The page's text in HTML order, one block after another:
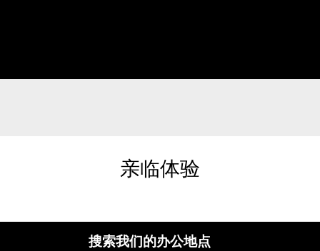
亲临体验
搜索我们的办公地点